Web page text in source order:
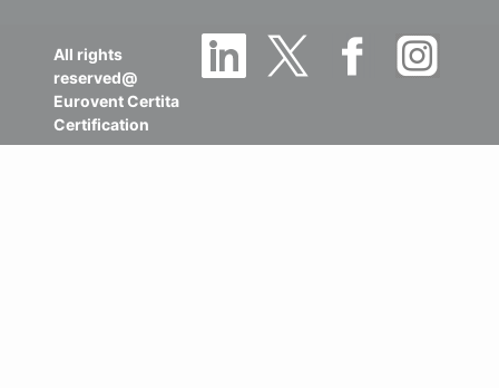
All rights
reserved@
Eurovent Certita
Certification